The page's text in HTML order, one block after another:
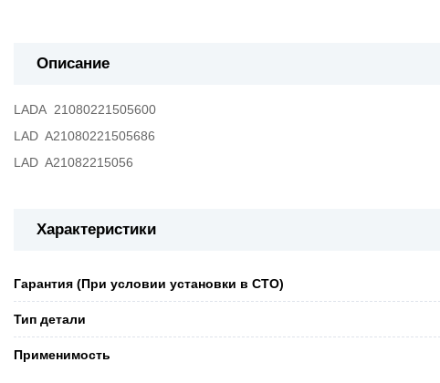
Описание
LADA 21080221505600
LAD A21080221505686
LAD A21082215056
Характеристики
Гарантия (При условии установки в СТО)
Тип детали
Применимость